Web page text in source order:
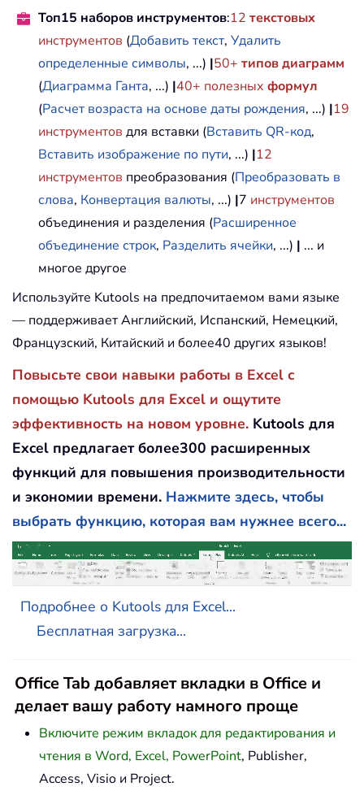
Топ15 наборов инструментов:12 текстовых
инструментов (Добавить текст, Удалить
определенные символы, ...) |50+ типов диаграмм
(Диаграмма Ганта, ...) |40+ полезных формул
(Расчет возраста на основе даты рождения, ...) |19
инструментов для вставки (Вставить QR-код,
Вставить изображение по пути, ...) |12
инструментов преобразования (Преобразовать в
слова, Конвертация валюты, ...) |7 инструментов
объединения и разделения (Расширенное
объединение строк, Разделить ячейки, ...) | ... и
многое другое
Используйте Kutools на предпочитаемом вами языке
— поддерживает Английский, Испанский, Немецкий,
Французский, Китайский и более40 других языков!
Повысьте свои навыки работы в Excel с
помощью Kutools для Excel и ощутите
эффективность на новом уровне. Kutools для
Excel предлагает более300 расширенных
функций для повышения производительности
и экономии времени. Нажмите здесь, чтобы
выбрать функцию, которая вам нужнее всего...
Подробнее о Kutools для Excel...
Бесплатная загрузка...
Office Tab добавляет вкладки в Office и
делает вашу работу намного проще
Включите режим вкладок для редактирования и
чтения в Word, Excel, PowerPoint, Publisher,
Access, Visio и Project.